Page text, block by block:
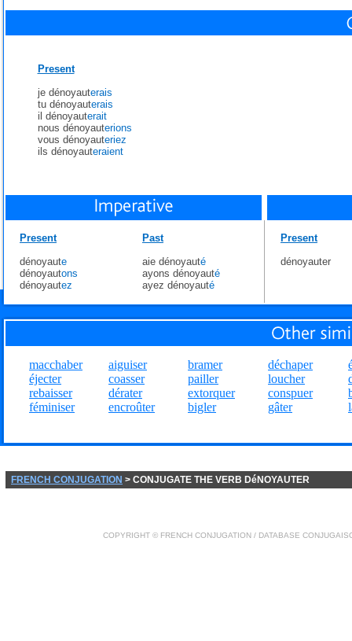
Present
je dénoyauterais
tu dénoyauterais
il dénoyauterait
nous dénoyauterions
vous dénoyauteriez
ils dénoyauteraient
Present
dénoyaute
dénoyautons
dénoyautez
Past
aie dénoyauté
ayons dénoyauté
ayez dénoyauté
Present
dénoyauter
macchaber
éjecter
rebaisser
féminiser
aiguiser
coasser
dérater
encroûter
bramer
pailler
extorquer
bigler
déchaper
loucher
conspuer
gâter
FRENCH CONJUGATION > CONJUGATE THE VERB DéNOYAUTER
COPYRIGHT © FRENCH CONJUGATION / DATABASE